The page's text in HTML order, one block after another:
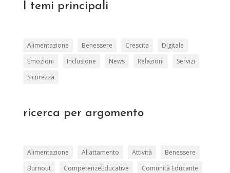
I temi principali
Alimentazione Benessere Crescita
Digitale
Emozioni
Inclusione News Relazioni
Servizi
Sicurezza
ricerca per argomento
Alimentazione Allattamento Attività
Benessere
Burnout
CompetenzeEducative
Comunità Educante